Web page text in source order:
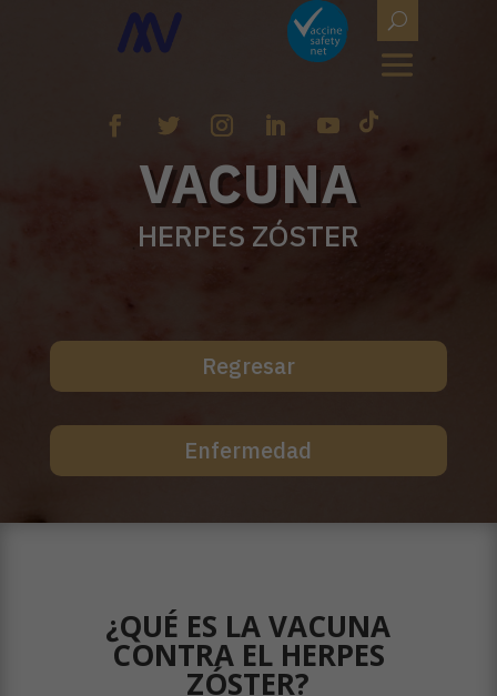
VACUNA
HERPES ZÓSTER
Regresar
Enfermedad
¿QUÉ ES LA VACUNA
CONTRA EL HERPES
ZÓSTER?